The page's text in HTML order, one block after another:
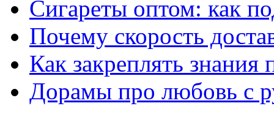
Сигареты оптом: как
Почему скорость
Как закреплять знания
Дорамы про любовь с